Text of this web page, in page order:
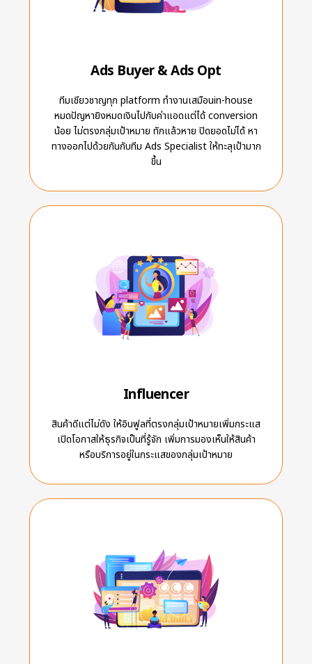
Ads Buyer & Ads Opt
ทีมเชียวชาญทุก platform ทำงานเสมือนin-house
หมดปัญหายิงหมดเงินไปกับค่าแอดแต่ได้ conversion
น้อย ไม่ตรงกลุ่มเป้าหมาย ทักแล้วหาย ปิดยอดไม่ได้ หา
ทางออกไปด้วยกันกับทีม Ads Specialist ให้ทะลุเป้ามาก
ขึ้น
Influencer
สินค้าดีแต่ไม่ดัง ให้อินฟูลที่ตรงกลุ่มเป้าหมายเพิ่มกระแส
เปิดโอกาสให้ธุรกิจเป็นที่รู้จัก เพิ่มการมองเห็นให้สินค้า
หรือบริการอยู่ในกระแสของกลุ่มเป้าหมาย